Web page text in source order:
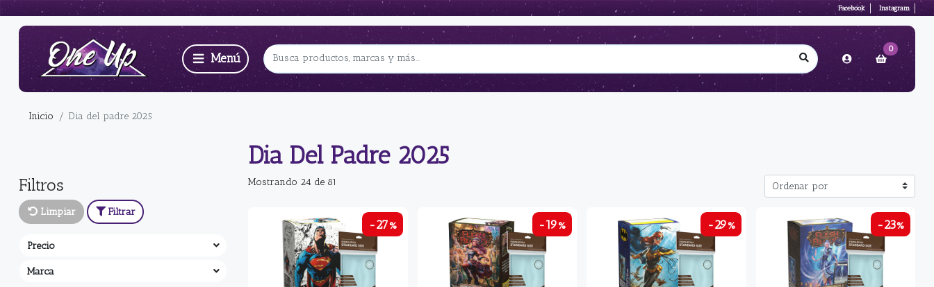
Facebook Instagram
0
Inicio Dia del padre 2025
Dia Del Padre 2025
Filtros
Limpiar Filtrar
Precio
Marca
Mostrando 24 de 81
-27% -19% -29% -23%